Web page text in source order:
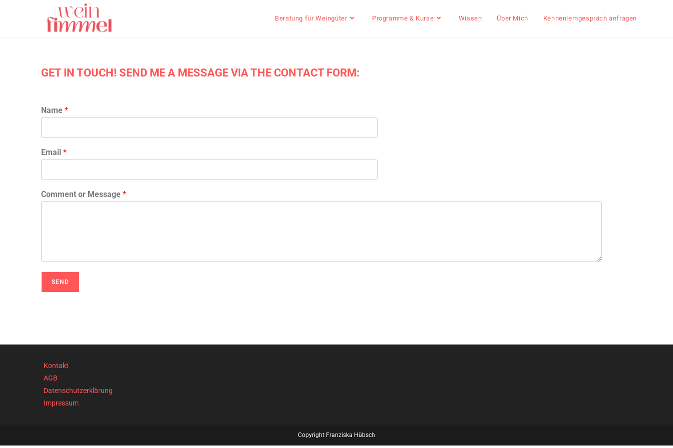
Beratung für Weingüter Programme & Kurse Wissen Über Mich Kennenlerngespräch anfragen
GET IN TOUCH! SEND ME A MESSAGE VIA THE CONTACT FORM:
Name *
Email *
Comment or Message *
SEND
Kontakt
AGB
Datenschutzerklärung
Impressum
Copyright Franziska Hübsch